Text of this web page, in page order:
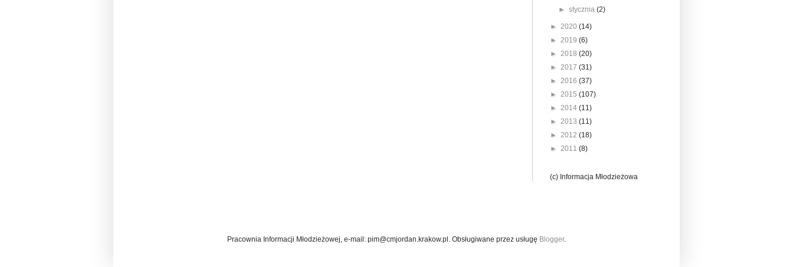
►stycznia(2)
► 2020 (14)
► 2019 (6)
► 2018 (20)
► 2017 (31)
► 2016 (37)
► 2015 (107)
► 2014 (11)
► 2013 (11)
► 2012 (18)
► 2011 (8)
(c) Informacja Młodzieżowa
Pracownia Informacji Młodzieżowej, e-mail: pim@cmjordan.krakow.pl. Obsługiwane przez usługę Blogger.